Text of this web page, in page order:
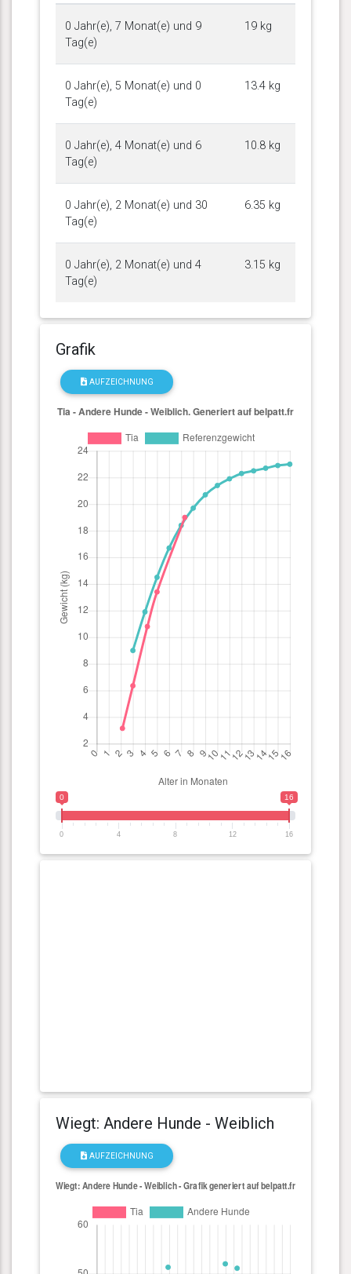
0 Jahr(e), 7 Monat(e) und 9
Tag(e)
19 kg
0 Jahr(e), 5 Monat(e) und 0
Tag(e)
13.4 kg
0 Jahr(e), 4 Monat(e) und 6
Tag(e)
10.8 kg
0 Jahr(e), 2 Monat(e) und 30
Tag(e)
6.35 kg
0 Jahr(e), 2 Monat(e) und 4
Tag(e)
3.15 kg
Grafik
AUFZEICHNUNG
0 16
0 4 8 12 16
Wiegt: Andere Hunde - Weiblich
AUFZEICHNUNG